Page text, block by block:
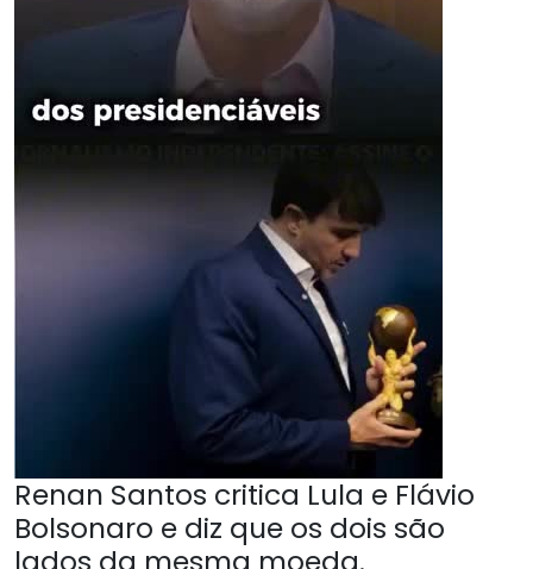
Renan Santos critica Lula e Flávio
Bolsonaro e diz que os dois são